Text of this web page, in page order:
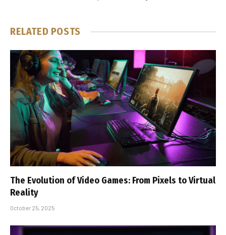
RELATED POSTS
The Evolution of Video Games: From Pixels to Virtual
Reality
October 25, 2025